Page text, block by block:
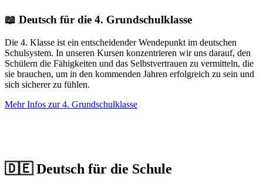
📖 Deutsch für die 4. Grundschulklasse
Die 4. Klasse ist ein entscheidender Wendepunkt im deutschen
Schulsystem. In unseren Kursen konzentrieren wir uns darauf, den
Schülern die Fähigkeiten und das Selbstvertrauen zu vermitteln, die
sie brauchen, um in den kommenden Jahren erfolgreich zu sein und
sich sicherer zu fühlen.
Mehr Infos zur 4. Grundschulklasse
🇩🇪Deutsch für die Schule